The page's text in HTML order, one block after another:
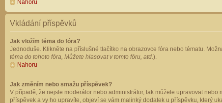
Nahoru
Vkládání příspěvků
Jak vložím téma do fóra?
Jednoduše. Klikněte na příslušné tlačítko na obrazovce fóra nebo tématu.
téma do tohoto fóra, Můžete hlasovat v tomto fóru, atd.).
Nahoru
Jak změním nebo smažu příspěvek?
V případě, že nejste moderátor nebo administrátor, tak můžete upravovat
příspěvek a vy ho upravíte, objeví se vám malinký dodatek u příspěvku, který